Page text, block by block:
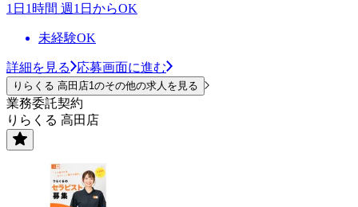
1日1時間 週1日からOK
未経験OK
詳細を見る 応募画面に進む
りらくる 高田店1のその他の求人を見る
業務委託契約
りらくる 高田店